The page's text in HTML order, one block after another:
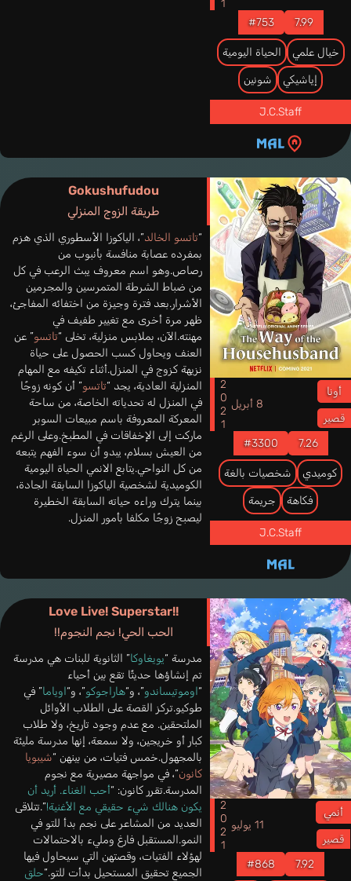
7.99
#753
خيال علمي الحياة اليومية
إياشيكي شونين
J.C.Staff
Gokushufudou
طريقة الزوج المنزلي
أونا
قصير
8 أبريل 2021
7.26
#3300
كوميدي شخصيات بالغة
فكاهة جريمة
J.C.Staff
“تاتسو الخالد”، الياكوزا الأسطوري الذي هزم
بمفرده عصابة منافسة بأنبوب من
رصاص.وهو اسم معروف يبث الرعب في كل
من ضباط الشرطة المتمرسين والمجرمين
الأشرار.بعد فترة وجيزة من اختفائه المفاجئ،
ظهر مرة أخرى مع تغيير طفيف في
مهنته.الآن، بملابس منزلية، تخلى “تاتسو” عن
العنف ويحاول كسب الحصول على حياة
نزيهة كزوج في المنزل.أثناء تكيفه مع المهام
المنزلية العادية، يجد “تاتسو” أن كونه زوجًا
في المنزل له تحدياته الخاصة، من ساحة
المعركة المعروفة باسم مبيعات السوبر
ماركت إلى الإخفاقات في المطبخ.وعلى الرغم
من العيش بسلام، يبدو أن سوء الفهم يتبعه
من كل النواحي.يتابع الانمي الحياة اليومية
الكوميدية لشخصية الياكوزا السابقة الجادة،
بينما يترك وراءه حياته السابقة الخطيرة
ليصبح زوجًا مكلفا بأمور المنزل.
Love Live! Superstar!!
الحب الحي! نجم النجوم!!
أنمي
قصير
11 يوليو 2021
7.92
#868
مدرسة “يويغاوكا” الثانوية للبنات هي مدرسة
تم إنشاؤها حديثًا تقع بين أحياء
“اوموتيساندو”، و“هاراجوكو”، و“اوياما” في
طوكيو.تركز القصة على الطلاب الأوائل
الملتحقين. مع عدم وجود تاريخ، ولا طلاب
كبار أو خريجين، ولا سمعة، إنها مدرسة مليئة
بالمجهول.خمس فتيات، من بينهن “شيبويا
كانون”، في مواجهة مصيرية مع نجوم
المدرسة.تقرر كانون: “أحب الغناء. أريد أن
يكون هنالك شيء حقيقي مع الأغنية!”.تتلاقى
العديد من المشاعر على نجم بدأ للتو في
النمو.المستقبل فارغ ومليء بالاحتمالات
لهؤلاء الفتيات، وقصتهن التي سيحاول فيها
الجميع تحقيق المستحيل بدأت للتو.“حلق